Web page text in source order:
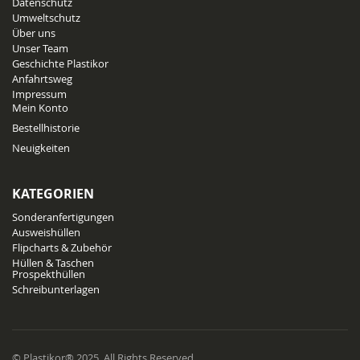
Umweltschutz
Über uns
Unser Team
Geschichte Plastikor
Anfahrtsweg
Impressum
Mein Konto
Bestellhistorie
Neuigkeiten
KATEGORIEN
Sonderanfertigungen
Ausweishüllen
Flipcharts & Zubehör
Hüllen & Taschen
Prospekthüllen
Schreibunterlagen